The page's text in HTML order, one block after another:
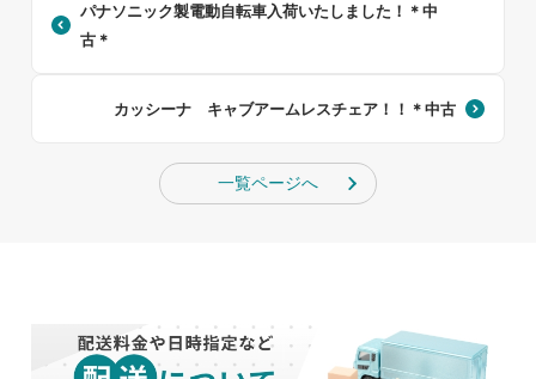
パナソニック製電動自転車入荷いたしました！＊中
古＊
カッシーナ キャブアームレスチェア！！＊中古
一覧ページへ